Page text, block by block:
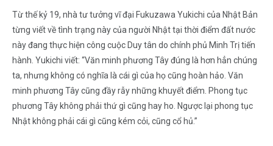
Từ thế kỷ 19, nhà tư tưởng vĩ đại Fukuzawa Yukichi của Nhật Bản
từng viết về tình trạng này của người Nhật tại thời điểm đất nước
này đang thực hiện công cuộc Duy tân do chính phủ Minh Trị tiến
hành. Yukichi viết: “Văn minh phương Tây đúng là hơn hẳn chúng
ta, nhưng không có nghĩa là cái gì của họ cũng hoàn hảo. Văn
minh phương Tây cũng đầy rẫy những khuyết điểm. Phong tục
phương Tây không phải thứ gì cũng hay ho. Ngược lại phong tục
Nhật không phải cái gì cũng kém cỏi, cũng cổ hủ.”